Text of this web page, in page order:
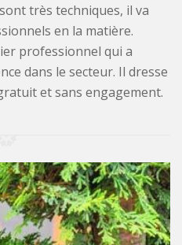
très techniques, il va
en la matière.
professionnel qui a
dans le secteur. Il dresse
et sans engagement.